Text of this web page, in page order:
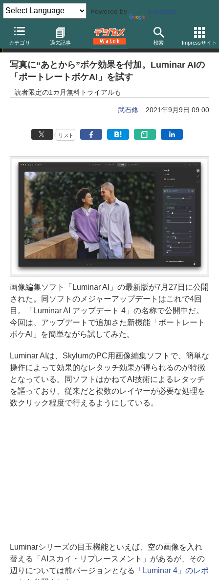
Powered by Translate
カテゴリ 過去記事 検索 Impressサイト
ミニレポート
写真に“あとから”ボケ効果を付加。Luminar AIの
「ポートレートボケAI」を試す
読者限定の1カ月無料トライアルも
武石修 2021年9月9日 09:00
リスト
画像編集ソフト「Luminar AI」の最新版が7月27日に公開
された。同ソフトのメジャーアップデートはこれで4回
目。「Luminar AI アップデート 4」の名称で公開中だ。
今回は、アップデートで追加さた新機能「ポートレート
ボケAI」を簡単ながら試してみた。
Luminar AIは、SkylumのPC用画像編集ソフトで、簡単な
操作によって効果的なレタッチ効果が得られるのが特徴
となっている。同ソフトはかねてAI技術によるレタッチ
を謳っており、従来だと複数のレイヤーが必要な処理を
数クリック程度で行えるようにしている。
Luminarシリーズの目玉機能といえば、空の画像を入れ
替える「AIスカイ・リプレースメント」があるが、その
辺りについては前バージョンとなる
「Luminar 4」のレポ